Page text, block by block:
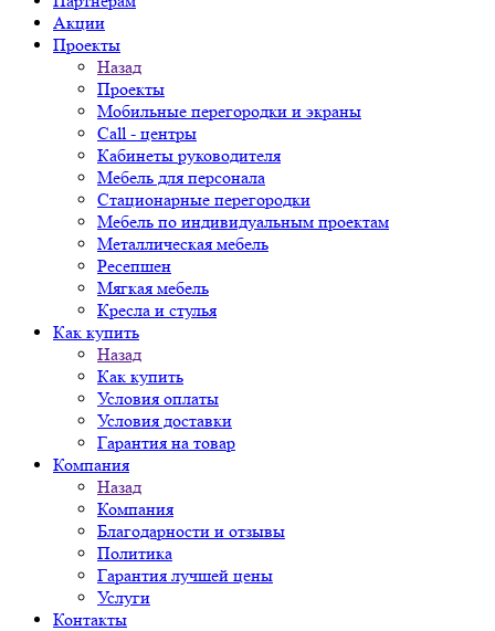
Акции
Проекты
Назад
Проекты
Мобильные перегородки и экраны
Call - центры
Кабинеты руководителя
Мебель для персонала
Стационарные перегородки
Мебель по индивидуальным проектам
Металлическая мебель
Ресепшен
Мягкая мебель
Кресла и стулья
Как купить
Назад
Как купить
Условия оплаты
Условия доставки
Гарантия на товар
Компания
Назад
Компания
Благодарности и отзывы
Политика
Гарантия лучшей цены
Услуги
Контакты